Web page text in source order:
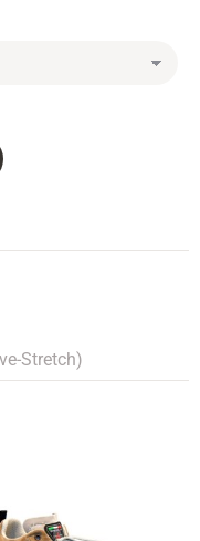
Stretch)